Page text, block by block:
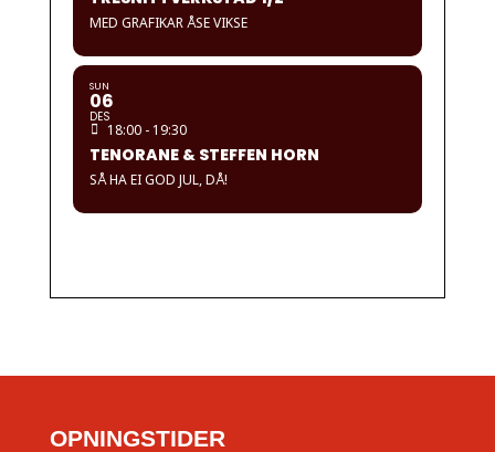
MED GRAFIKAR ÅSE VIKSE
SUN
06
DES
18:00 - 19:30
TENORANE & STEFFEN HORN
SÅ HA EI GOD JUL, DÅ!
OPNINGSTIDER